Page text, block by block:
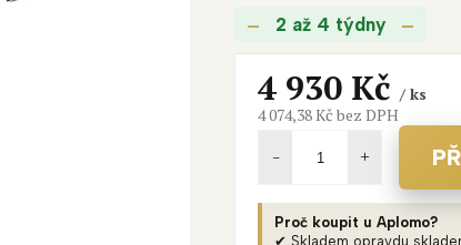
2 až 4 týdny
0,0
hvězdiček.
4 930 Kč/ ks
4 074,38 Kč bez DPH
Proč koupit u Aplomo?
✔ Skladem opravdu